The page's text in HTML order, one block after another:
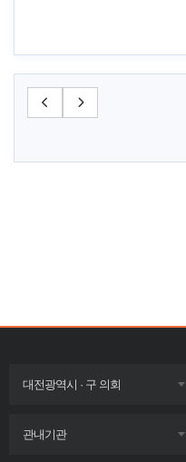
대전광역시 · 구 의회
관내기관